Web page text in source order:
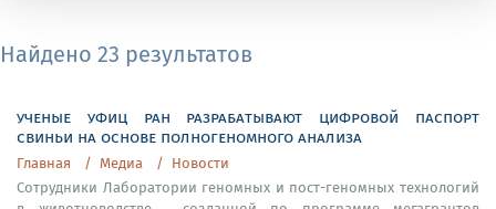
Найдено 23 результатов
ученые уфиц ран разрабатывают цифровой паспорт
свиньи на основе полногеномного анализа
Главная Медиа
Новости
Сотрудники Лаборатории геномных и пост-геномных технологий